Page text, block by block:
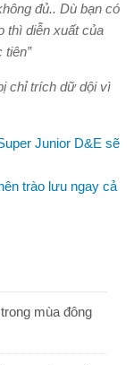
đủ.. Dù bạn có
thì diễn xuất của
chỉ trích dữ dội vì
Junior D&E sẽ
trào lưu ngay cả
mùa đông